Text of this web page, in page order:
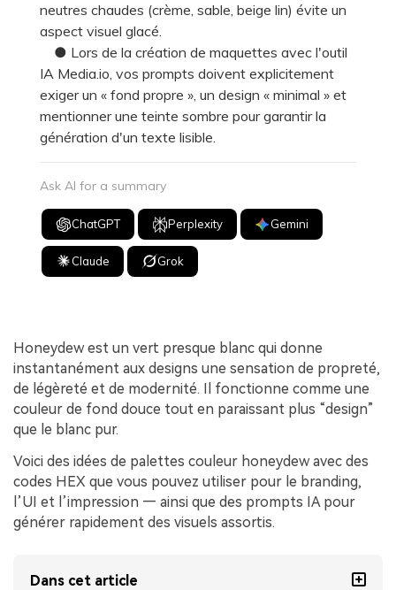
neutres chaudes (crème, sable, beige lin) évite un
aspect visuel glacé.
● Lors de la création de maquettes avec l'outil
IA Media.io, vos prompts doivent explicitement
exiger un « fond propre », un design « minimal » et
mentionner une teinte sombre pour garantir la
génération d'un texte lisible.
Ask AI for a summary
ChatGPT Perplexity Gemini
Claude Grok
Honeydew est un vert presque blanc qui donne
instantanément aux designs une sensation de propreté,
de légèreté et de modernité. Il fonctionne comme une
couleur de fond douce tout en paraissant plus “design”
que le blanc pur.
Voici des idées de palettes couleur honeydew avec des
codes HEX que vous pouvez utiliser pour le branding,
l’UI et l’impression — ainsi que des prompts IA pour
générer rapidement des visuels assortis.
Dans cet article